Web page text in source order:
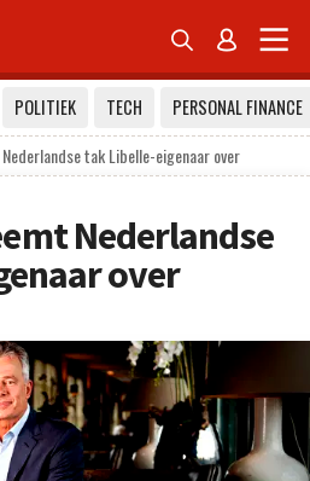
 
POLITIEK TECH
PERSONAL FINANCE
tak Libelle-eigenaar over
Nederlandse
over